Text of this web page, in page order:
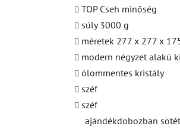
TOP Cseh minőség
súly 3000 g
méretek 277 x 277 x
modern négyzet alakú
ólommentes kristály
széf
széf
ajándékdobozban